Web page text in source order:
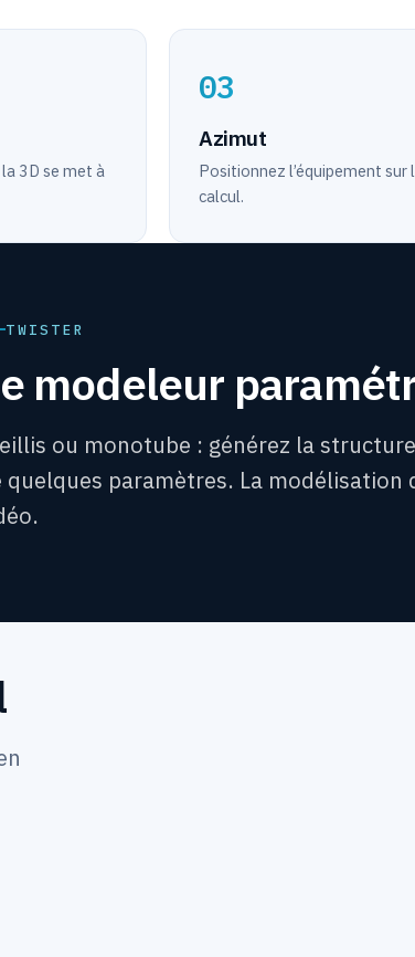
3D se met à
03
Azimut
Positionnez l’équipement sur
calcul.
TWISTER
modeleur
ou monotube : générez la
quelques paramètres. La modélisation